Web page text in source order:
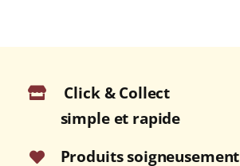
Click & Collect
simple et rapide
Produits soigneusement